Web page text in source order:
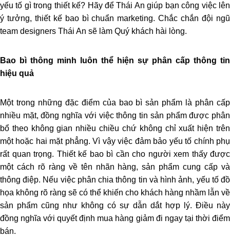
yếu tố gì trong thiết kế? Hãy để Thái An giúp bạn công việc lên
ý tưởng, thiết kế bao bì chuẩn marketing. Chắc chắn đội ngũ
team designers Thái An sẽ làm Quý khách hài lòng.
Bao bì thông minh luôn thể hiện sự phân cấp thông tin
hiệu quả
Một trong những đặc điểm của bao bì sản phẩm là phân cấp
nhiều mặt, đồng nghĩa với việc thông tin sản phẩm được phân
bổ theo không gian nhiều chiều chứ không chỉ xuất hiện trên
một hoặc hai mặt phẳng. Vì vậy việc đảm bảo yếu tố chính phụ
rất quan trọng. Thiết kế bao bì cần cho người xem thấy được
một cách rõ ràng về tên nhãn hàng, sản phẩm cung cấp và
thông điệp. Nếu việc phân chia thông tin và hình ảnh, yếu tố đồ
họa không rõ ràng sẽ có thể khiến cho khách hàng nhầm lẫn về
sản phẩm cũng như không có sự dẫn dắt hợp lý. Điều này
đồng nghĩa với quyết định mua hàng giảm đi ngay tại thời điểm
bán.